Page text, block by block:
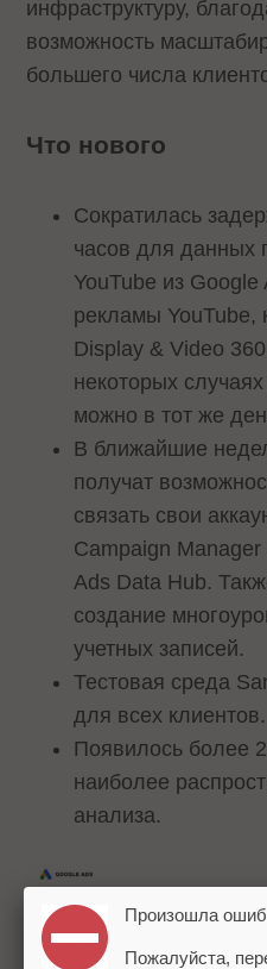
инфраструктуру,
возможность
большего числа
Что нового
Сократилась
часов для данных
YouTube из
рекламы
Display & Video
некоторых
можно в тот же
В ближайшие
получат
связать свои
Campaign
Ads Data Hub.
создание
учетных записей.
Тестовая среда
для всех клиентов.
Появилось более
наиболее
анализа.
Произошла
Пожалуйста,